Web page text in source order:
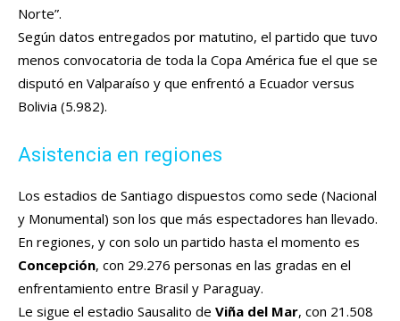
Norte”.
Según datos entregados por matutino, el partido que tuvo
menos convocatoria de toda la Copa América fue el que se
disputó en Valparaíso y que enfrentó a Ecuador versus
Bolivia (5.982).
Asistencia en regiones
Los estadios de Santiago dispuestos como sede (Nacional
y Monumental) son los que más espectadores han llevado.
En regiones, y con solo un partido hasta el momento es
Concepción, con 29.276 personas en las gradas en el
enfrentamiento entre Brasil y Paraguay.
Le sigue el estadio Sausalito de Viña del Mar, con 21.508